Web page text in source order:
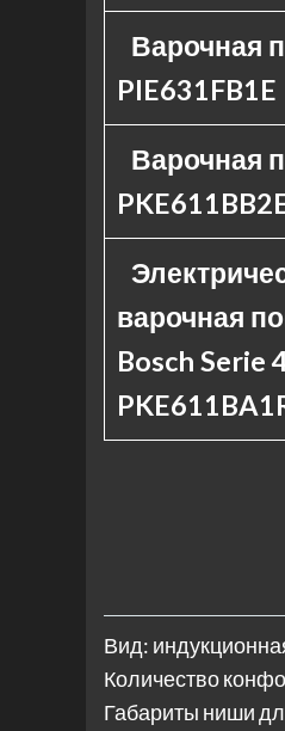
Варочная
PIE631FB1E
Варочная
варочная
Bosch Serie
Вид:
Количество
Габариты ниши